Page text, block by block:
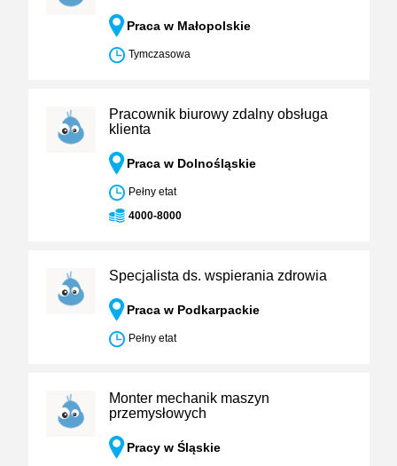
Praca w Małopolskie
Tymczasowa
Pracownik biurowy zdalny obsługa
klienta
Praca w Dolnośląskie
Pełny etat
4000-8000
Specjalista ds. wspierania zdrowia
Praca w Podkarpackie
Pełny etat
Monter mechanik maszyn
przemysłowych
Pracy w Śląskie